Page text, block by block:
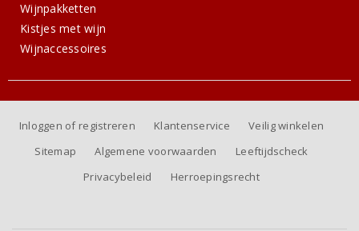
Wijnpakketten
Kistjes met wijn
Wijnaccessoires
Inloggen of registreren Klantenservice
Veilig winkelen
Sitemap
Algemene voorwaarden
Leeftijdscheck
Privacybeleid
Herroepingsrecht